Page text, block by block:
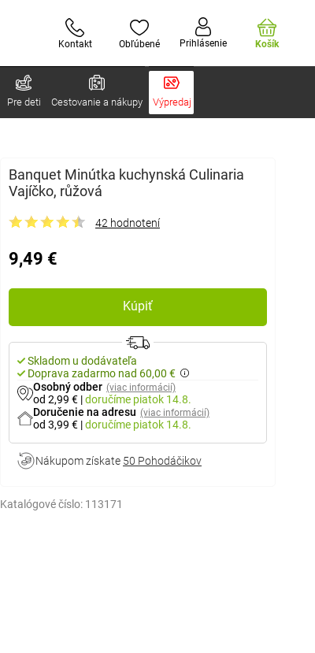
Kontakt Obľúbené Prihlásenie Košík
Pre deti Cestovanie a nákupy Výpredaj
Banquet Minútka kuchynská Culinaria
Vajíčko, růžová
42 hodnotení
9,49 €
Kúpiť
Skladom u dodávateľa
Doprava zadarmo nad 60,00 €
Osobný odber (viac informácií)
od 2,99 € |doručíme piatok 14.8.
Doručenie na adresu (viac informácií)
od 3,99 € |doručíme piatok 14.8.
Nákupom získate 50 Pohodáčikov
Katalógové číslo: 113171